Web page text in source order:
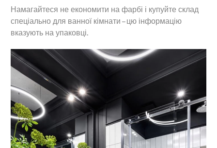
Намагайтеся не економити на фарбі і купуйте склад
спеціально для ванної кімнати – цю інформацію
вказують на упаковці.